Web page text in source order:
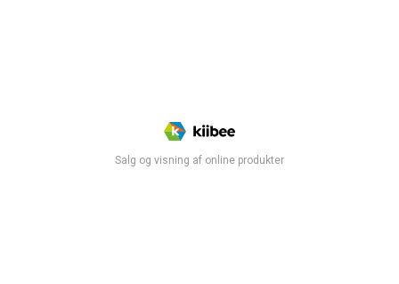
Salg og visning af online produkter